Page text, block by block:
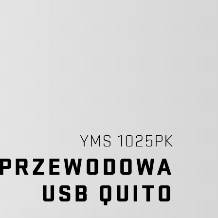
YMS 1025PK
USB QUITO